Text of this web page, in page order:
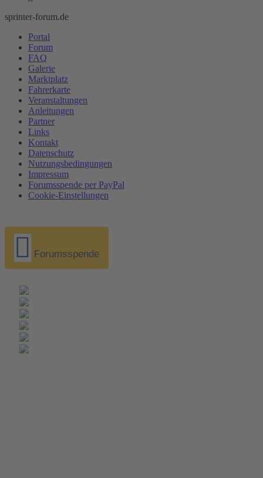
sprinter-forum.de
Portal
Forum
FAQ
Galerie
Marktplatz
Fahrerkarte
Veranstaltungen
Anleitungen
Partner
Links
Kontakt
Datenschutz
Nutzungsbedingungen
Impressum
Forumsspende per PayPal
Cookie-Einstellungen
Forumsspende